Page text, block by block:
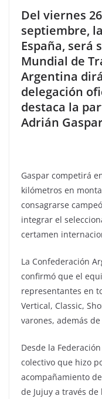
Del viernes
septiembre,
España, será
Mundial de
Argentina
delegación
destaca la
Adrián
Gaspar competirá
kilómetros en
consagrarse
integrar el
certamen
La Confederación
confirmó que el
representantes en
Vertical, Classic,
varones, además
Desde la
colectivo que hizo
acompañamiento
de Jujuy a través